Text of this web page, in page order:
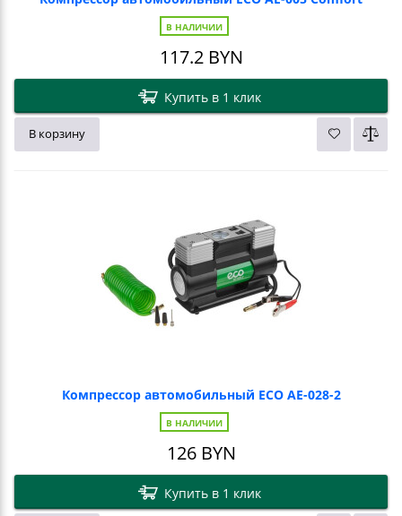
В НАЛИЧИИ
117.2BYN
Купить в 1 клик
В корзину
Компрессор автомобильный ECO AE-028-2
В НАЛИЧИИ
126BYN
Купить в 1 клик